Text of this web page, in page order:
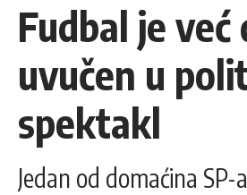
Fudbal je već
uvučen u
spektakl
Jedan od domaćina